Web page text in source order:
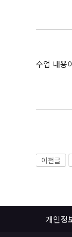
수업 내용
이전글
개인정